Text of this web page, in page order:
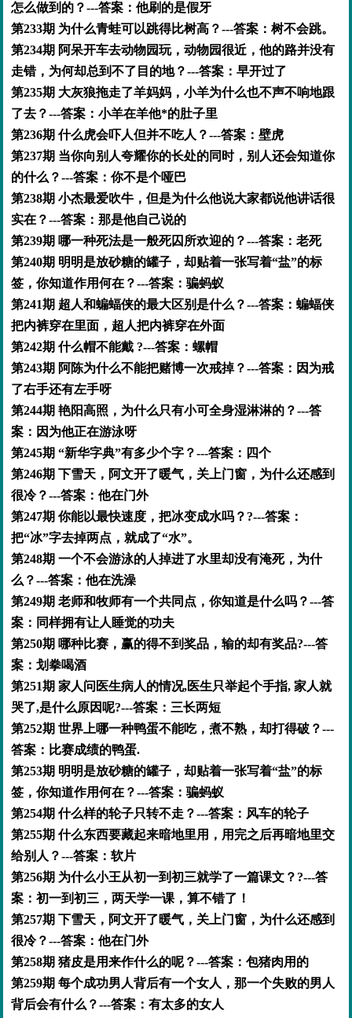
怎么做到的？---答案：他刷的是假牙
第233期 为什么青蛙可以跳得比树高？---答案：树不会跳。
第234期 阿呆开车去动物园玩，动物园很近，他的路并没有
走错，为何却总到不了目的地？---答案：早开过了
第235期 大灰狼拖走了羊妈妈，小羊为什么也不声不响地跟
了去？---答案：小羊在羊他*的肚子里
第236期 什么虎会吓人但并不吃人？---答案：壁虎
第237期 当你向别人夸耀你的长处的同时，别人还会知道你
的什么？---答案：你不是个哑巴
第238期 小杰最爱吹牛，但是为什么他说大家都说他讲话很
实在？---答案：那是他自己说的
第239期 哪一种死法是一般死囚所欢迎的？---答案：老死
第240期 明明是放砂糖的罐子，却贴着一张写着“盐”的标
签，你知道作用何在？---答案：骗蚂蚁
第241期 超人和蝙蝠侠的最大区别是什么？---答案：蝙蝠侠
把内裤穿在里面，超人把内裤穿在外面
第242期 什么帽不能戴 ?---答案：螺帽
第243期 阿陈为什么不能把赌博一次戒掉？---答案：因为戒
了右手还有左手呀
第244期 艳阳高照，为什么只有小可全身湿淋淋的？---答
案：因为他正在游泳呀
第245期 “新华字典”有多少个字？---答案：四个
第246期 下雪天，阿文开了暖气，关上门窗，为什么还感到
很冷？---答案：他在门外
第247期 你能以最快速度，把冰变成水吗？?---答案：
把“冰”字去掉两点，就成了“水”。
第248期 一个不会游泳的人掉进了水里却没有淹死，为什
么？---答案：他在洗澡
第249期 老师和牧师有一个共同点，你知道是什么吗？---答
案：同样拥有让人睡觉的功夫
第250期 哪种比赛，赢的得不到奖品，输的却有奖品?---答
案：划拳喝酒
第251期 家人问医生病人的情况,医生只举起个手指, 家人就
哭了,是什么原因呢?---答案：三长两短
第252期 世界上哪一种鸭蛋不能吃，煮不熟，却打得破？---
答案：比赛成绩的鸭蛋.
第253期 明明是放砂糖的罐子，却贴着一张写着“盐”的标
签，你知道作用何在？---答案：骗蚂蚁
第254期 什么样的轮子只转不走？---答案：风车的轮子
第255期 什么东西要藏起来暗地里用，用完之后再暗地里交
给别人？---答案：软片
第256期 为什么小王从初一到初三就学了一篇课文？?---答
案：初一到初三，两天学一课，算不错了！
第257期 下雪天，阿文开了暖气，关上门窗，为什么还感到
很冷？---答案：他在门外
第258期 猪皮是用来作什么的呢？---答案：包猪肉用的
第259期 每个成功男人背后有一个女人，那一个失败的男人
背后会有什么？---答案：有太多的女人